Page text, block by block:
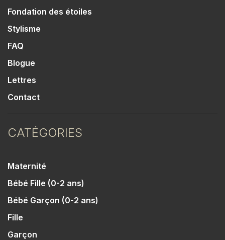
Fondation des étoiles
Stylisme
FAQ
Blogue
Lettres
Contact
CATÉGORIES
Maternité
Bébé Fille (0-2 ans)
Bébé Garçon (0-2 ans)
Fille
Garçon